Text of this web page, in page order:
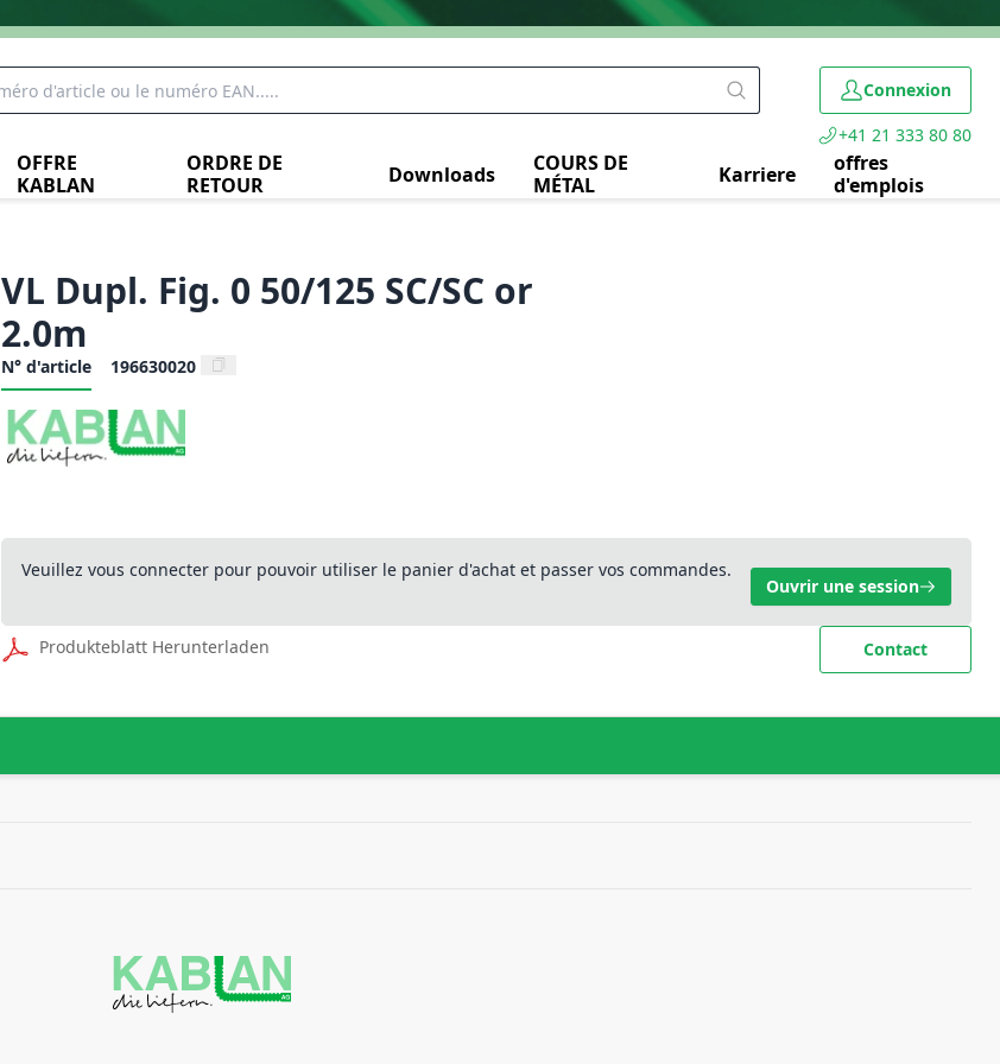
Connexion
+41 21 333 80 80
OFFRE
KABLAN
ORDRE DE
RETOUR
Downloads
COURS DE
MÉTAL
Karriere
offres
d'emplois
VL Dupl. Fig. 0 50/125 SC/SC or
2.0m
N° d'article 196630020
Veuillez vous connecter pour pouvoir utiliser le panier d'achat et passer vos commandes.
Ouvrir une session
Produkteblatt Herunterladen Contact